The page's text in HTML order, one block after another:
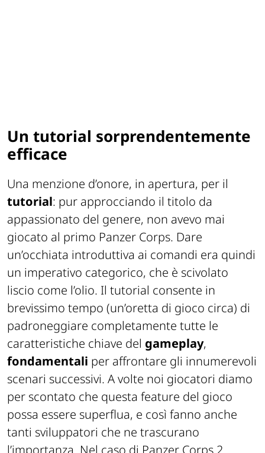
Un tutorial sorprendentemente
efficace
Una menzione d’onore, in apertura, per il
tutorial: pur approcciando il titolo da
appassionato del genere, non avevo mai
giocato al primo Panzer Corps. Dare
un’occhiata introduttiva ai comandi era quindi
un imperativo categorico, che è scivolato
liscio come l’olio. Il tutorial consente in
brevissimo tempo (un’oretta di gioco circa) di
padroneggiare completamente tutte le
caratteristiche chiave del gameplay,
fondamentali per affrontare gli innumerevoli
scenari successivi. A volte noi giocatori diamo
per scontato che questa feature del gioco
possa essere superflua, e così fanno anche
tanti sviluppatori che ne trascurano